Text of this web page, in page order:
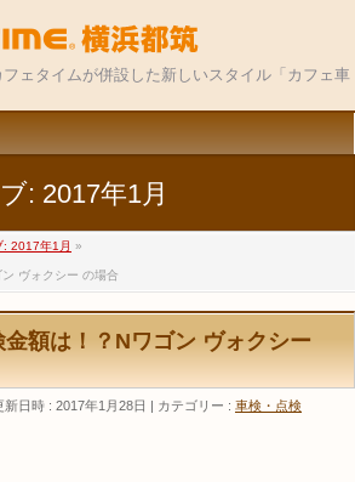
ェタイムが併設した新しいスタイル「カフェ車
: 2017年1月
: 2017年1月 »
ヴォクシー の場合
額は！？Nワゴン ヴォクシー
新日時 : 2017年1月28日 カテゴリー : 車検・点検